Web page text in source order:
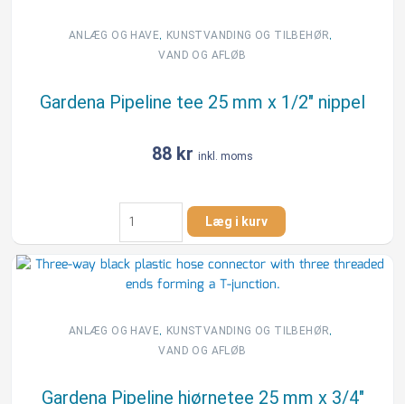
antal
ANLÆG OG HAVE, KUNSTVANDING OG TILBEHØR,
VAND OG AFLØB
Gardena Pipeline tee 25 mm x 1/2″ nippel
88 kr inkl. moms
Gardena
Pipeline
tee
25
mm
1/2"
Læg i kurv
ANLÆG OG HAVE, KUNSTVANDING OG TILBEHØR,
VAND OG AFLØB
Gardena Pipeline hjørnetee 25 mm x 3/4″